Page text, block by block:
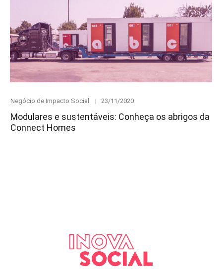
Category
Negócio de Impacto Social
Posted
23/11/2020
Modulares e sustentáveis: Conheça os abrigos da
Connect Homes